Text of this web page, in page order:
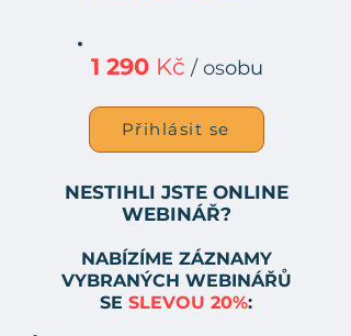
1 290Kč / osobu
Přihlásit se
NESTIHLI JSTE ONLINE
WEBINÁŘ?
NABÍZÍME ZÁZNAMY
VYBRANÝCH WEBINÁŘŮ
SE SLEVOU 20%: